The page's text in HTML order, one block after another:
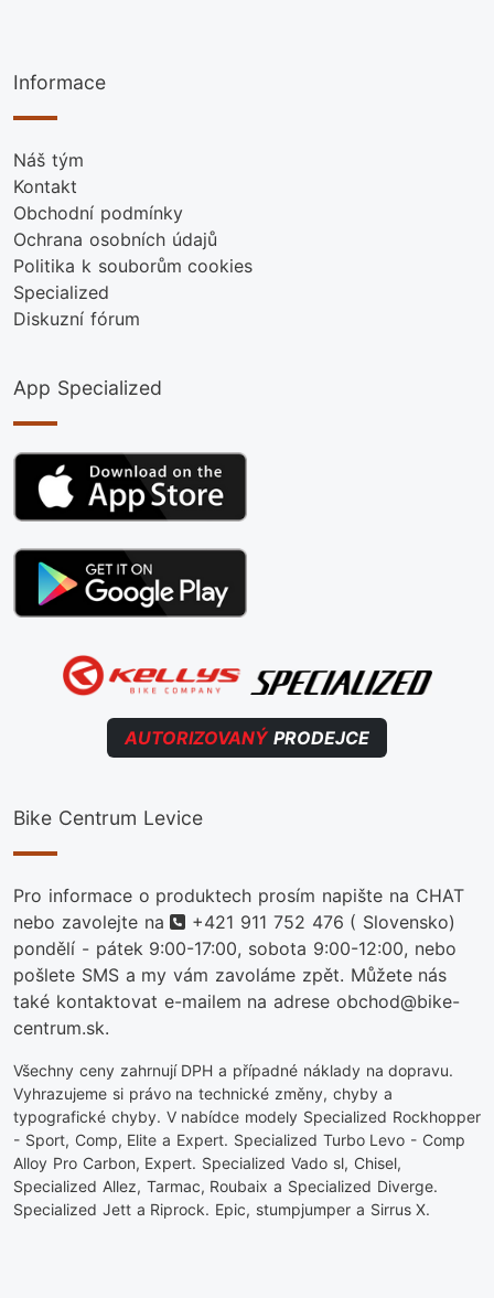
Informace
Náš tým
Kontakt
Obchodní podmínky
Ochrana osobních údajů
Politika k souborům cookies
Specialized
Diskuzní fórum
App Specialized
AUTORIZOVANÝPRODEJCE
Bike Centrum Levice
Pro informace o produktech prosím napište na CHAT
nebo zavolejte na
telefon
+421 911 752 476 ( Slovensko)
pondělí - pátek 9:00-17:00, sobota 9:00-12:00, nebo
pošlete SMS a my vám zavoláme zpět. Můžete nás
také kontaktovat e-mailem na adrese obchod@bike-
centrum.sk.
Všechny ceny zahrnují DPH a případné náklady na dopravu.
Vyhrazujeme si právo na technické změny, chyby a
typografické chyby. V nabídce modely Specialized Rockhopper
- Sport, Comp, Elite a Expert. Specialized Turbo Levo - Comp
Alloy Pro Carbon, Expert. Specialized Vado sl, Chisel,
Specialized Allez, Tarmac, Roubaix a Specialized Diverge.
Specialized Jett a Riprock. Epic, stumpjumper a Sirrus X.